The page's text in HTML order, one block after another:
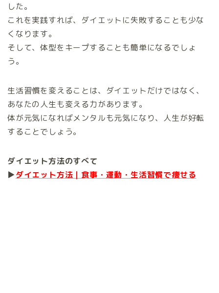
した。
これを実践すれば、ダイエットに失敗することも少な
くなります。
そして、体型をキープすることも簡単になるでしょ
う。
生活習慣を変えることは、ダイエットだけではなく、
あなたの人生も変える力があります。
体が元気になればメンタルも元気になり、人生が好転
することでしょう。
ダイエット方法のすべて
▶ダイエット方法｜食事・運動・生活習慣で痩せる